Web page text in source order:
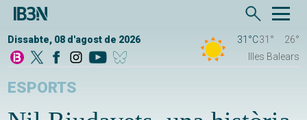
Dissabte, 08 d'agost de 2026 31°C31°
26°
Illes Balears
ESPORTS